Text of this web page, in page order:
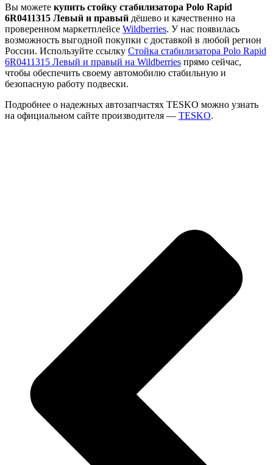
Вы можете купить стойку стабилизатора Polo Rapid
6R0411315 Левый и правый дёшево и качественно на
проверенном маркетплейсе Wildberries. У нас появилась
возможность выгодной покупки с доставкой в любой регион
России. Используйте ссылку Стойка стабилизатора Polo Rapid
6R0411315 Левый и правый на Wildberries прямо сейчас,
чтобы обеспечить своему автомобилю стабильную и
безопасную работу подвески.
Подробнее о надежных автозапчастях TESKO можно узнать
на официальном сайте производителя — TESKO.